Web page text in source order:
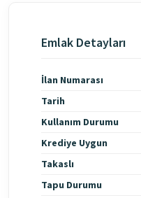
Emlak Detayları
İlan Numarası
Tarih
Kullanım Durumu
Krediye Uygun
Takaslı
Tapu Durumu